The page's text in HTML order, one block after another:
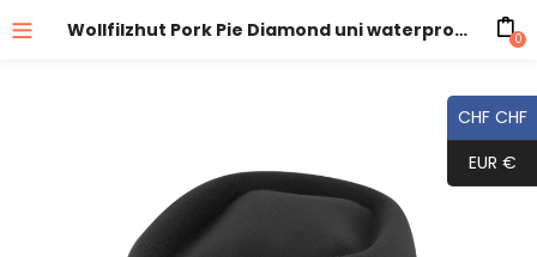
Wollfilzhut Pork Pie Diamond uni waterproof und crushable 0
CHF CHF
EUR €